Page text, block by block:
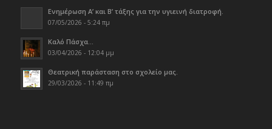
Ενημέρωση Α’ και Β’ τάξης για την υγιεινή διατροφή.
07/05/2026 - 5:24 πμ
Καλό Πάσχα…
03/04/2026 - 12:04 μμ
Θεατρική παράσταση στο σχολείο μας.
29/03/2026 - 11:49 πμ